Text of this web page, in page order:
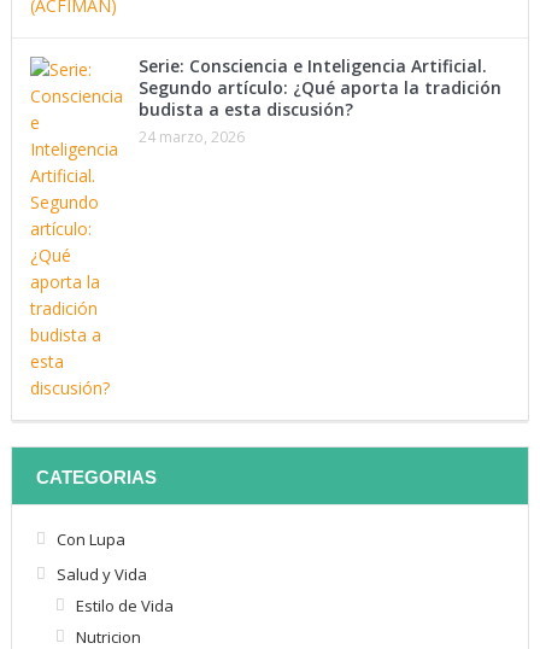
Serie: Consciencia e Inteligencia Artificial.
Segundo artículo: ¿Qué aporta la tradición
budista a esta discusión?
24 marzo, 2026
CATEGORIAS
Con Lupa
Salud y Vida
Estilo de Vida
Nutricion